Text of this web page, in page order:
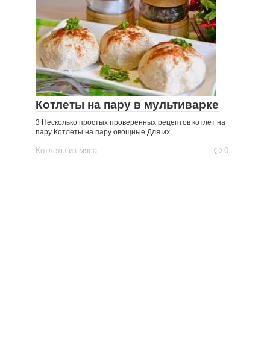
Котлеты на пару в мультиварке
3 Несколько простых проверенных рецептов котлет на
пару Котлеты на пару овощные Для их
Котлеты из мяса 0